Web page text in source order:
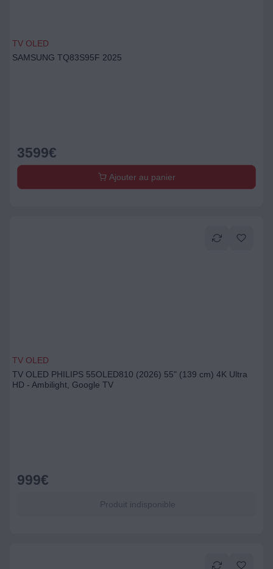
TV OLED
SAMSUNG TQ83S95F 2025
3599€
Ajouter au panier
TV OLED
TV OLED PHILIPS 55OLED810 (2026) 55" (139 cm) 4K Ultra
HD - Ambilight, Google TV
999€
Produit indisponible